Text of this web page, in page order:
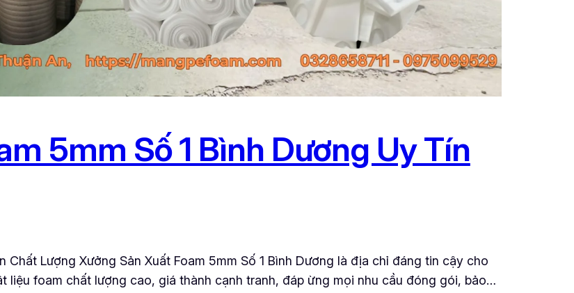
5mm Số 1 Bình Dương Uy Tín
Chất Lượng Xưởng Sản Xuất Foam 5mm Số 1 Bình Dương là địa chỉ đáng tin cậy cho
liệu foam chất lượng cao, giá thành cạnh tranh, đáp ừng mọi nhu cầu đóng gói, bảo…